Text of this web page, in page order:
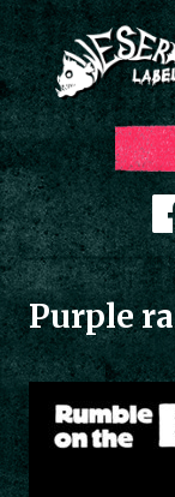
Purple